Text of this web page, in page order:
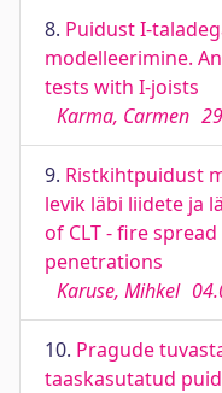
8. Puidust I-
modelleerimine.
tests with I-joists
Karma, Carmen
9. Ristkihtpuidust
levik läbi liidete ja
of CLT - fire
penetrations
Karuse, Mihkel
10. Pragude
taaskasutatud